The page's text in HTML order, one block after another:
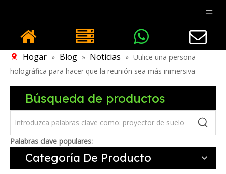
Hogar » Blog » Noticias » Utilice una persona
holográfica para hacer que la reunión sea más inmersiva
Búsqueda de productos
Palabras clave populares:
Categoría De Producto